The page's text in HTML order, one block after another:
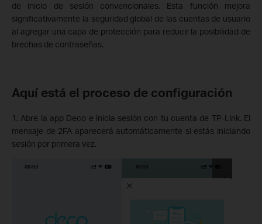
de inicio de sesión convencionales. Esta función mejora
significativamente la seguridad global de las cuentas de usuario
al agregar una capa de protección para reducir la posibilidad de
brechas de contraseñas.
Aquí está el proceso de configuración
1. Abre la app Deco e inicia sesión con tu cuenta de TP-Link. El
mensaje de 2FA aparecerá automáticamente si estás iniciando
sesión por primera vez.